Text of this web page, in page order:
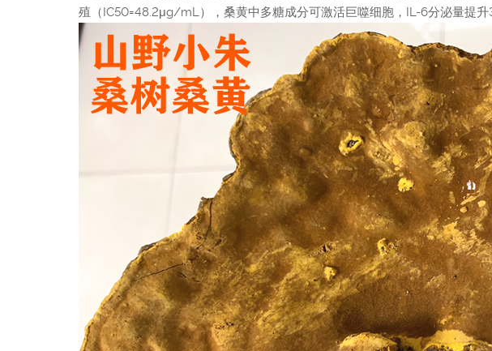
殖（IC50=48.2μg/mL），桑黄中多糖成分可激活巨噬细胞，IL-6分泌量提升